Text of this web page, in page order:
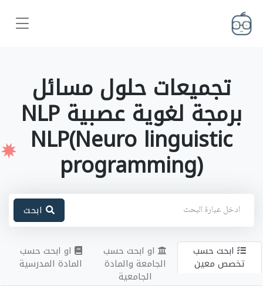
تجميعات حلول مسائل
برمجة لغوية عصبية NLP
NLP(Neuro linguistic
programming)
ابحث
ابحث حسب
تخصص معين
او ابحث حسب
الجامعة والمادة
الجامعية
او ابحث حسب
المادة المدرسية